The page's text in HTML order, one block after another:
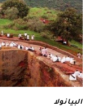
البيانولا